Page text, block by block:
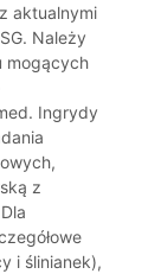
aktualnymi
Należy
mogących
Ingrydy
z
i ślinianek),